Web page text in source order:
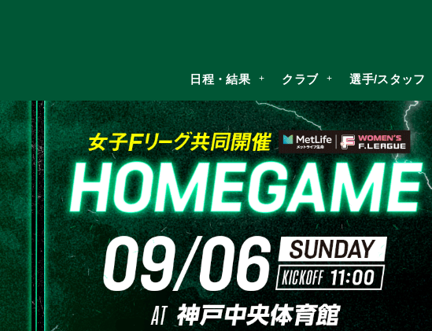
日程・結果 クラブ 選手/スタッフ